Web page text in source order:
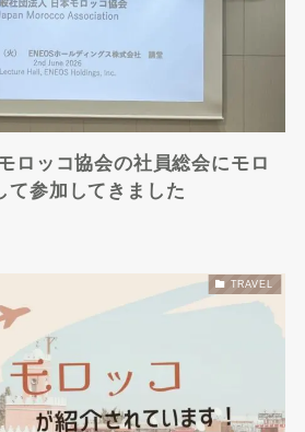
ロッコ協会の社員総会にモロ
て参加してきました
TRAVEL